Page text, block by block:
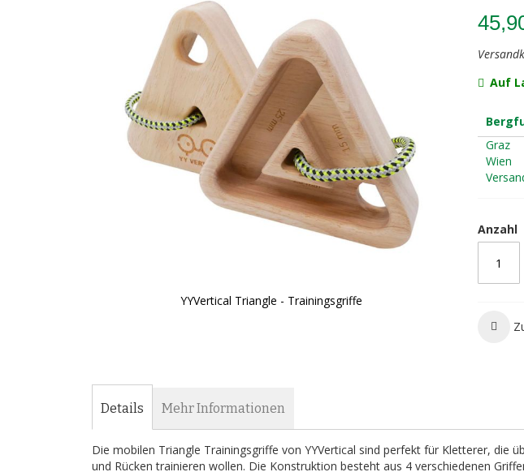
YYVertical Triangle - Trainingsgriffe
springen
Auf
Graz
Wien
Anzahl
Details
Die mobilen Triangle Trainingsgriffe von YYVertical sind perfekt für Kletterer, die
und Rücken trainieren wollen. Die Konstruktion besteht aus 4 verschiedenen
Mehr Informationen